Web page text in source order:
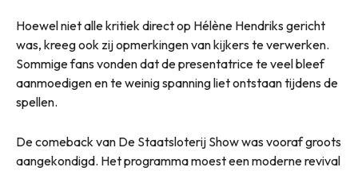
Hoewel niet alle kritiek direct op Hélène Hendriks gericht
was, kreeg ook zij opmerkingen van kijkers te verwerken.
Sommige fans vonden dat de presentatrice te veel bleef
aanmoedigen en te weinig spanning liet ontstaan tijdens de
spellen.
De comeback van De Staatsloterij Show was vooraf groots
aangekondigd. Het programma moest een moderne revival